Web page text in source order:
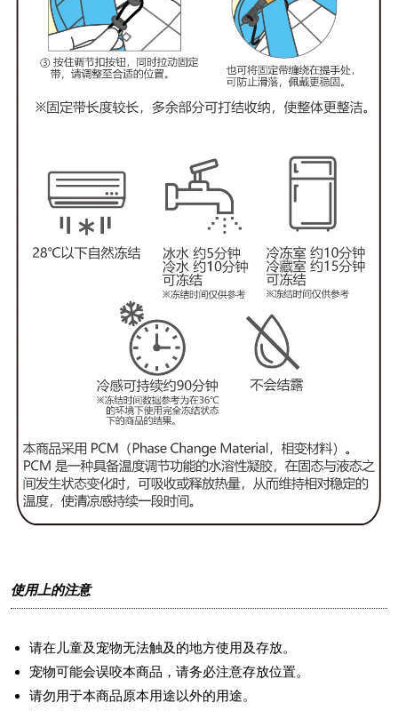
使用上的注意
请在儿童及宠物无法触及的地方使用及存放。
宠物可能会误咬本商品，请务必注意存放位置。
请勿用于本商品原本用途以外的用途。